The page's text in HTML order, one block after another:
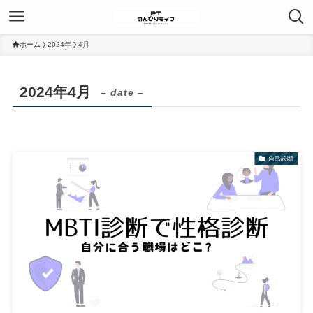
ホーム 2024年 4月
2024年4月 – date –
自己診断